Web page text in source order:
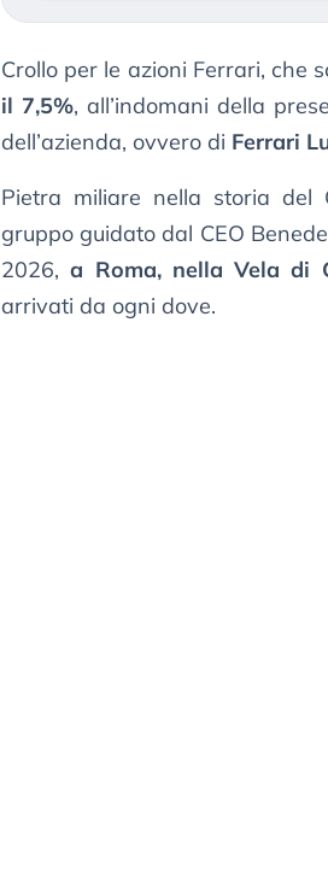
Crollo per le azioni Ferrari, che
il 7,5%, all’indomani della
dell’azienda, ovvero di Ferrari
Pietra miliare nella storia del
gruppo guidato dal CEO
2026,a Roma, nella Vela di
arrivati da ogni dove.